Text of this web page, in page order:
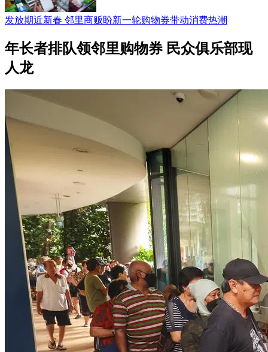
发放期近新春 邻里商贩盼新一轮购物券带动消费热潮
年长者排队领邻里购物券 民众俱乐部现
人龙